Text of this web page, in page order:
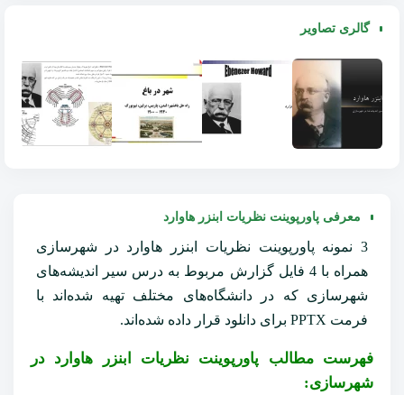
گالری تصاویر
معرفی پاورپوینت نظریات ابنزر هاوارد
3 نمونه پاورپوینت نظریات ابنزر هاوارد در شهرسازی
همراه با 4 فایل گزارش مربوط به درس سیر اندیشه‌های
شهرسازی که در دانشگاه‌های مختلف تهیه شده‌اند با
فرمت PPTX برای دانلود قرار داده شده‌اند.
فهرست مطالب پاورپوینت نظریات ابنزر هاوارد در
شهرسازی: